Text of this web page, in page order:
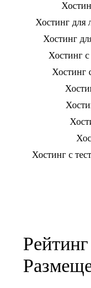
Хостинг для
Хостинг
Хостинг с
Хостинг
Хостинг с